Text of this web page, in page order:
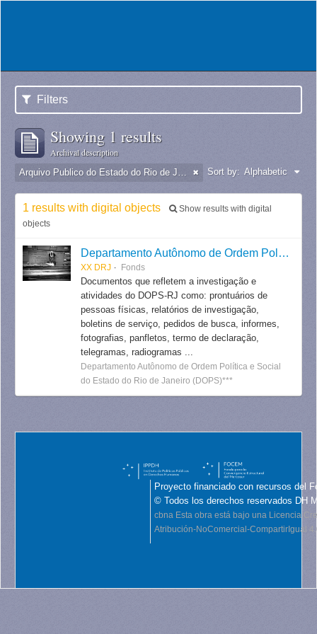
Filters
Showing 1 results
Archival description
Arquivo Publico do Estado do Rio de Janeiro - Sort by: Alphabetic
1 results with digital objects
Show results with digital
objects
Departamento Autônomo de Ordem Política e Social do Estado do Rio de Janeiro
XX DRJ Fonds
Documentos que refletem a investigação e
atividades do DOPS-RJ como: prontuários de
pessoas físicas, relatórios de investigação,
boletins de serviço, pedidos de busca, informes,
fotografias, panfletos, termo de declaração,
telegramas, radiogramas ...
Departamento Autônomo de Ordem Política e Social
do Estado do Rio de Janeiro (DOPS)***
Proyecto financiado con recursos del
© Todos los derechos reservados DH
cbna Esta obra está bajo una Licencia
Atribución-NoComercial-CompartirIgual